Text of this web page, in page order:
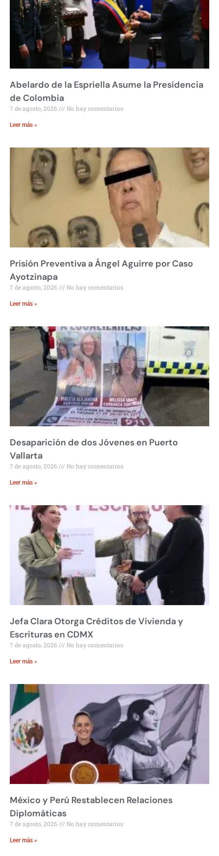
Abelardo de la Espriella Asume la Presidencia
de Colombia
7 de agosto, 2026 No hay comentarios
Leer más »
Prisión Preventiva a Ángel Aguirre por Caso
Ayotzinapa
7 de agosto, 2026 No hay comentarios
Leer más »
Desaparición de dos Jóvenes en Puerto
Vallarta
7 de agosto, 2026 No hay comentarios
Leer más »
Jefa Clara Otorga Créditos de Vivienda y
Escrituras en CDMX
7 de agosto, 2026 No hay comentarios
Leer más »
México y Perú Restablecen Relaciones
Diplomáticas
7 de agosto, 2026 No hay comentarios
Leer más »